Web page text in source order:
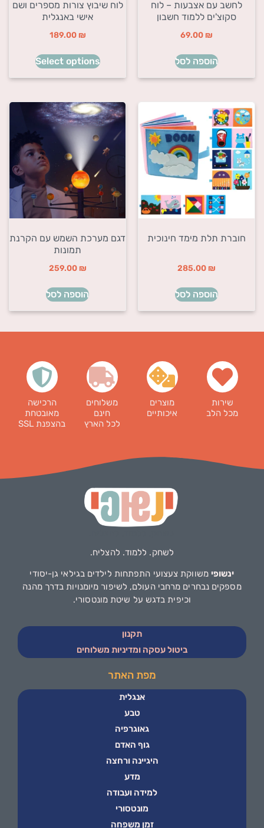
לחשב עם אצבעות – לוח
סקוצ'ים ללמוד חשבון
69.00 ₪
הוספה לסל
לוח שיבוץ צורות מספרים ושם
אישי באנגלית
189.00 ₪
Select options
חוברת תלת מימד חינוכית
285.00 ₪
הוספה לסל
דגם מערכת השמש עם הקרנת
תמונות
259.00 ₪
הוספה לסל
שירות
מכל הלב
מוצרים
איכותיים
משלוחים
חינם
לכל הארץ
הרכישה
מאובטחת
בהצפנת SSL
לשחק. ללמוד. להצליח.
ינשופי משווקת צעצועי התפתחות לילדים בגילאי גן-יסודי
מספקים נבחרים מרחבי העולם, לשיפור מיומנויות בדרך מהנה
וכיפית בדגש על שיטת מונטסורי.
תקנון
ביטול עסקה ומדיניות משלוחים
מפת האתר
אנגלית
טבע
גאוגרפיה
גוף האדם
היגיינה ורחצה
מדע
למידה ועבודה
מונטסורי
זמן משפחה